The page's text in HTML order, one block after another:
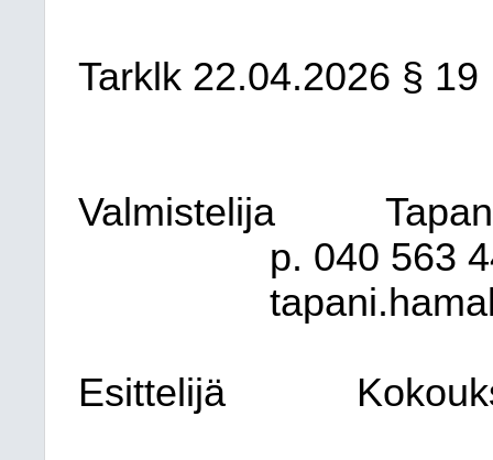
Tarklk 22.04.2026 § 19
Valmistelija
p. 040 563
Esittelijä